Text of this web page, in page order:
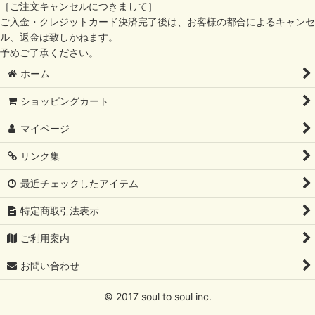
［ご注文キャンセルにつきまして］
ご入金・クレジットカード決済完了後は、お客様の都合によるキャンセ
ル、返金は致しかねます。
予めご了承ください。
ホーム
ショッピングカート
マイページ
リンク集
最近チェックしたアイテム
特定商取引法表示
ご利用案内
お問い合わせ
© 2017 soul to soul inc.